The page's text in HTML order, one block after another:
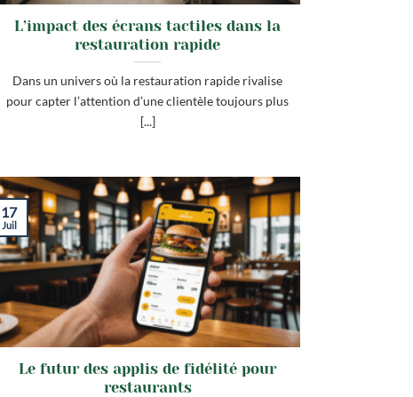
L’impact des écrans tactiles dans la
restauration rapide
Dans un univers où la restauration rapide rivalise
pour capter l’attention d’une clientèle toujours plus
[...]
Le futur des applis de fidélité pour
restaurants
17
Juil